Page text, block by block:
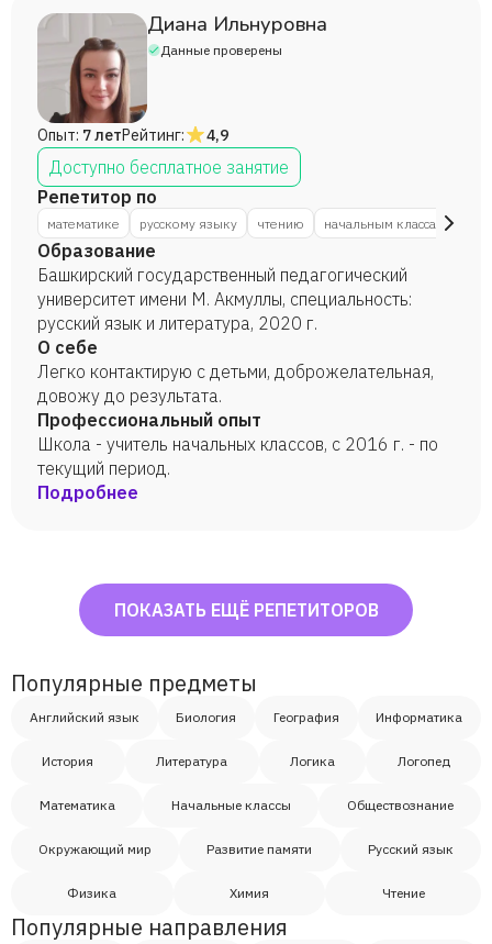
Диана Ильнуровна
Данные проверены
Опыт: 7 летРейтинг: 4,9
Доступно бесплатное занятие
Репетитор по
математике русскому языку чтению начальным классам
Образование
Башкирский государственный педагогический
университет имени М. Акмуллы, специальность:
русский язык и литература, 2020 г.
О себе
Легко контактирую с детьми, доброжелательная,
довожу до результата.
Профессиональный опыт
Школа - учитель начальных классов, с 2016 г. - по
текущий период.
Подробнее
ПОКАЗАТЬ ЕЩЁ РЕПЕТИТОРОВ
Популярные предметы
Английский язык Биология География Информатика
История Литература Логика Логопед
Математика Начальные классы Обществознание
Окружающий мир Развитие памяти Русский язык
Физика Химия Чтение
Популярные направления